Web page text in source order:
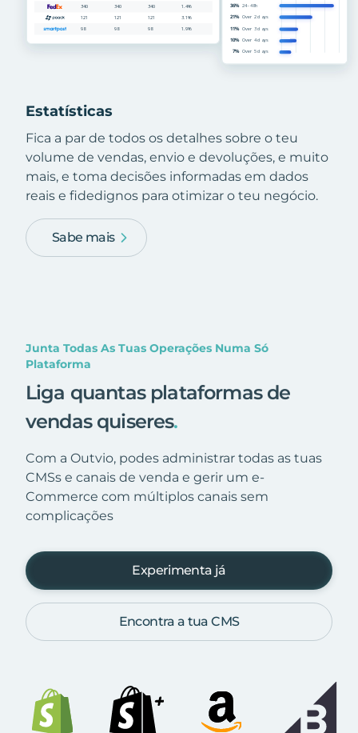
Estatísticas
Fica a par de todos os detalhes sobre o teu
volume de vendas, envio e devoluções, e muito
mais, e toma decisões informadas em dados
reais e fidedignos para otimizar o teu negócio.
Sabe mais
Junta Todas As Tuas Operações Numa Só
Plataforma
Liga quantas plataformas de
vendas quiseres.
Com a Outvio, podes administrar todas as tuas
CMSs e canais de venda e gerir um e-
Commerce com múltiplos canais sem
complicações
Experimenta já
Encontra a tua CMS